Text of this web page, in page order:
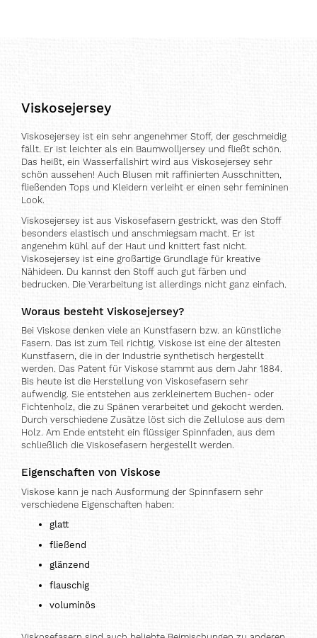
Viskosejersey
Viskosejersey ist ein sehr angenehmer Stoff, der geschmeidig
fällt. Er ist leichter als ein Baumwolljersey und fließt schön.
Das heißt, ein Wasserfallshirt wird aus Viskosejersey sehr
schön aussehen! Auch Blusen mit raffinierten Ausschnitten,
fließenden Tops und Kleidern verleiht er einen sehr femininen
Look.
Viskosejersey ist aus Viskosefasern gestrickt, was den Stoff
besonders elastisch und anschmiegsam macht. Er ist
angenehm kühl auf der Haut und knittert fast nicht.
Viskosejersey ist eine großartige Grundlage für kreative
Nähideen. Du kannst den Stoff auch gut färben und
bedrucken. Die Verarbeitung ist allerdings nicht ganz einfach.
Woraus besteht Viskosejersey?
Bei Viskose denken viele an Kunstfasern bzw. an künstliche
Fasern. Das ist zum Teil richtig. Viskose ist eine der ältesten
Kunstfasern, die in der Industrie synthetisch hergestellt
werden. Das Patent für Viskose stammt aus dem Jahr 1884.
Bis heute ist die Herstellung von Viskosefasern sehr
aufwendig. Sie entstehen aus zerkleinertem Buchen- oder
Fichtenholz, die zu Spänen verarbeitet und gekocht werden.
Durch verschiedene Zusätze löst sich die Zellulose aus dem
Holz. Am Ende entsteht ein flüssiger Spinnfaden, aus dem
schließlich die Viskosefasern hergestellt werden.
Eigenschaften von Viskose
Viskose kann je nach Ausformung der Spinnfasern sehr
verschiedene Eigenschaften haben:
glatt
fließend
glänzend
flauschig
voluminös